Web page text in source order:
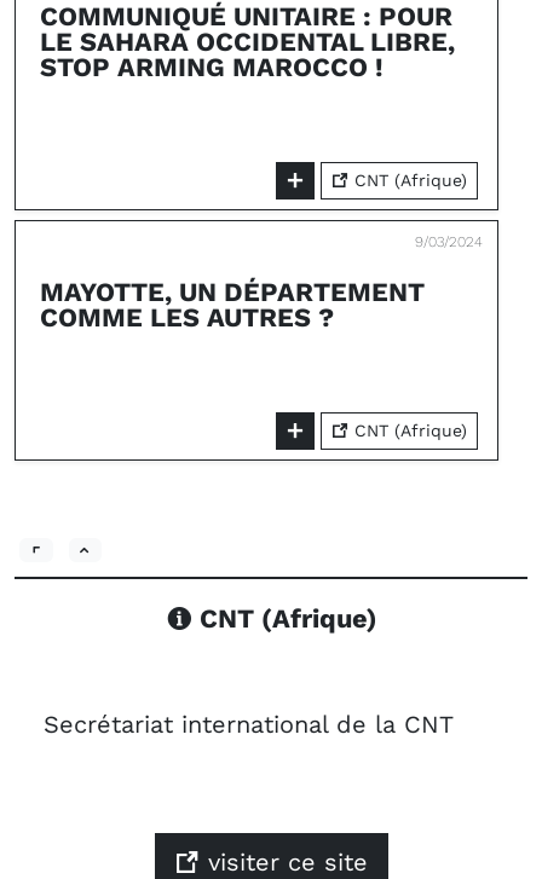
COMMUNIQUÉ UNITAIRE : POUR
LE SAHARA OCCIDENTAL LIBRE,
STOP ARMING MAROCCO !
CNT (Afrique)
9/03/2024
MAYOTTE, UN DÉPARTEMENT
COMME LES AUTRES ?
CNT (Afrique)
CNT (Afrique)
Secrétariat international de la CNT
visiter ce site